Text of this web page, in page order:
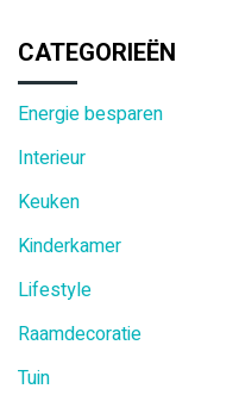
CATEGORIEËN
Energie besparen
Interieur
Keuken
Kinderkamer
Lifestyle
Raamdecoratie
Tuin